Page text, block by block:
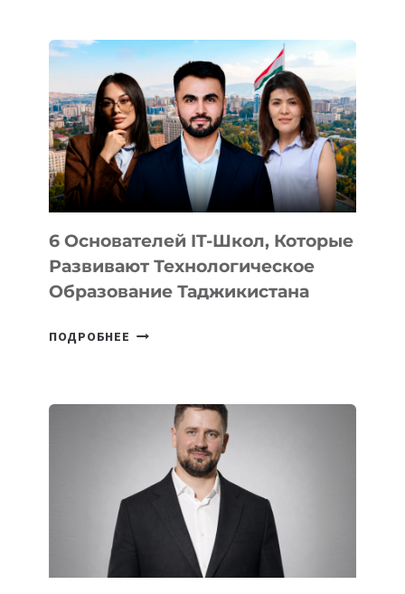
ВНЕШНЕГО
ВИДА
НОВОГО
УСТРОЙСТВА
ОТ
OPENAI
6 Основателей IT-Школ, Которые
Развивают Технологическое
Образование Таджикистана
ПОДРОБНЕЕ
КОТОРЫЕ
РАЗВИВАЮТ
ТЕХНОЛОГИЧЕСКОЕ
ОБРАЗОВАНИЕ
ТАДЖИКИСТАНА